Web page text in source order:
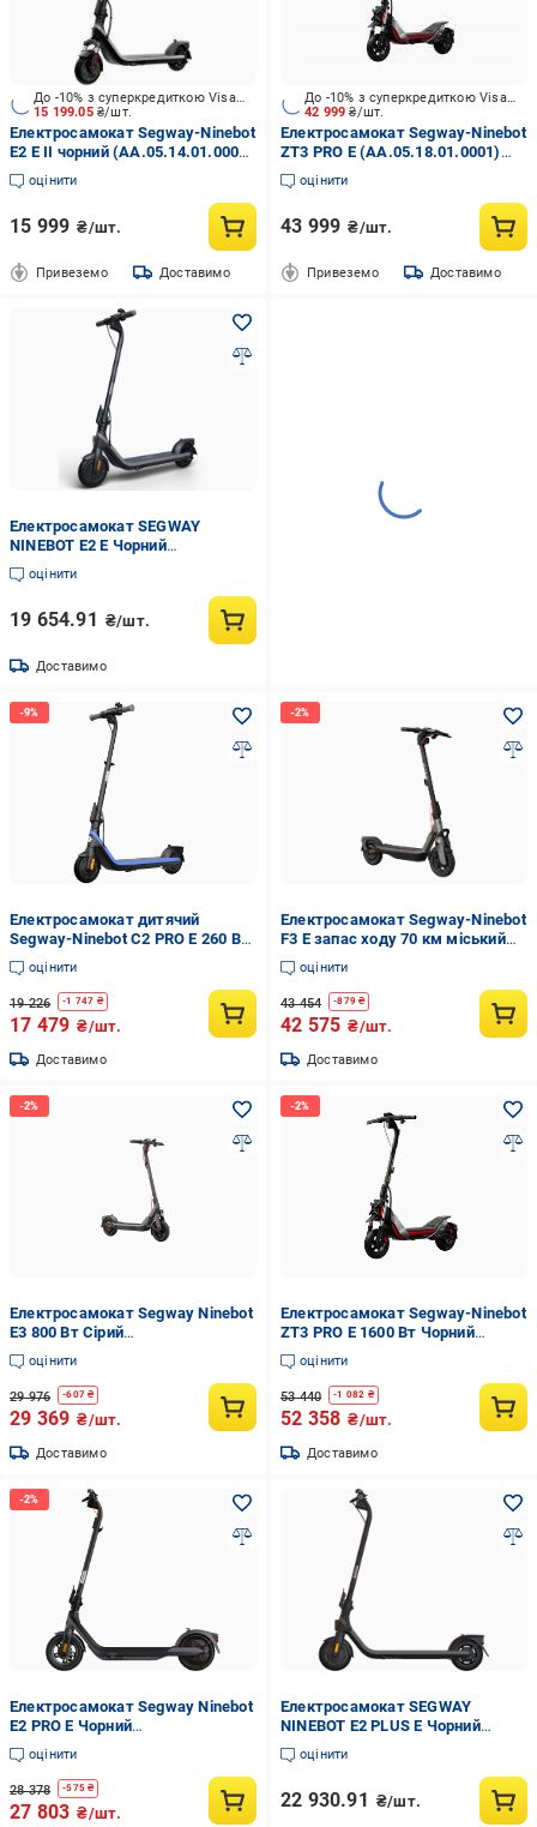
15 199.05 ₴/шт.
До -10% з суперкредиткою Visa Вигода
Електросамокат Segway-Ninebot
E2 E II чорний (AA.05.14.01.0004
)
оцінити
15 999 ₴/шт.
Привеземо Доставимо
42 999₴/шт.
До -10% з суперкредиткою Visa Вигода
Електросамокат Segway-Ninebot
ZT3 PRO E (AA.05.18.01.0001)
чорний
оцінити
43 999 ₴/шт.
Привеземо Доставимо
Електросамокат SEGWAY
NINEBOT E2 E Чорний
(AA.00.0013.13)
оцінити
19 654.91 ₴/шт.
Доставимо
Електросамокат дитячий
Segway-Ninebot C2 PRO E 260 Вт
Синій (AA.10.04.02.0013)
оцінити
19 226 -1 747 ₴
17 479 ₴/шт.
Доставимо
Електросамокат Segway-Ninebot
F3 E запас ходу 70 км міський
Сірий (AA.05.17.01.0005)
оцінити
43 454 -879₴
42 575 ₴/шт.
Доставимо
Електросамокат Segway Ninebot
E3 800 Вт Сірий
(AA.05.19.01.0003)
оцінити
29 976 -607 ₴
29 369 ₴/шт.
Доставимо
Електросамокат Segway-Ninebot
ZT3 PRO E 1600 Вт Чорний
(AA.05.18.01.0001)
оцінити
53 440 -1 082 ₴
52 358 ₴/шт.
Доставимо
Електросамокат Segway Ninebot
E2 PRO E Чорний
(AA.05.14.05.0005)
оцінити
28 378 -575 ₴
27 803 ₴/шт.
Електросамокат SEGWAY
NINEBOT E2 PLUS E Чорний
(AA.10.14.02.0001)
оцінити
22 930.91 ₴/шт.